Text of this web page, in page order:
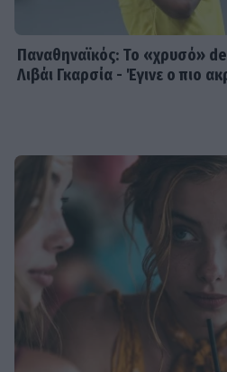
Παναθηναϊκός: Το «χρυσό»
Λιβάι Γκαρσία - Έγινε ο πιο